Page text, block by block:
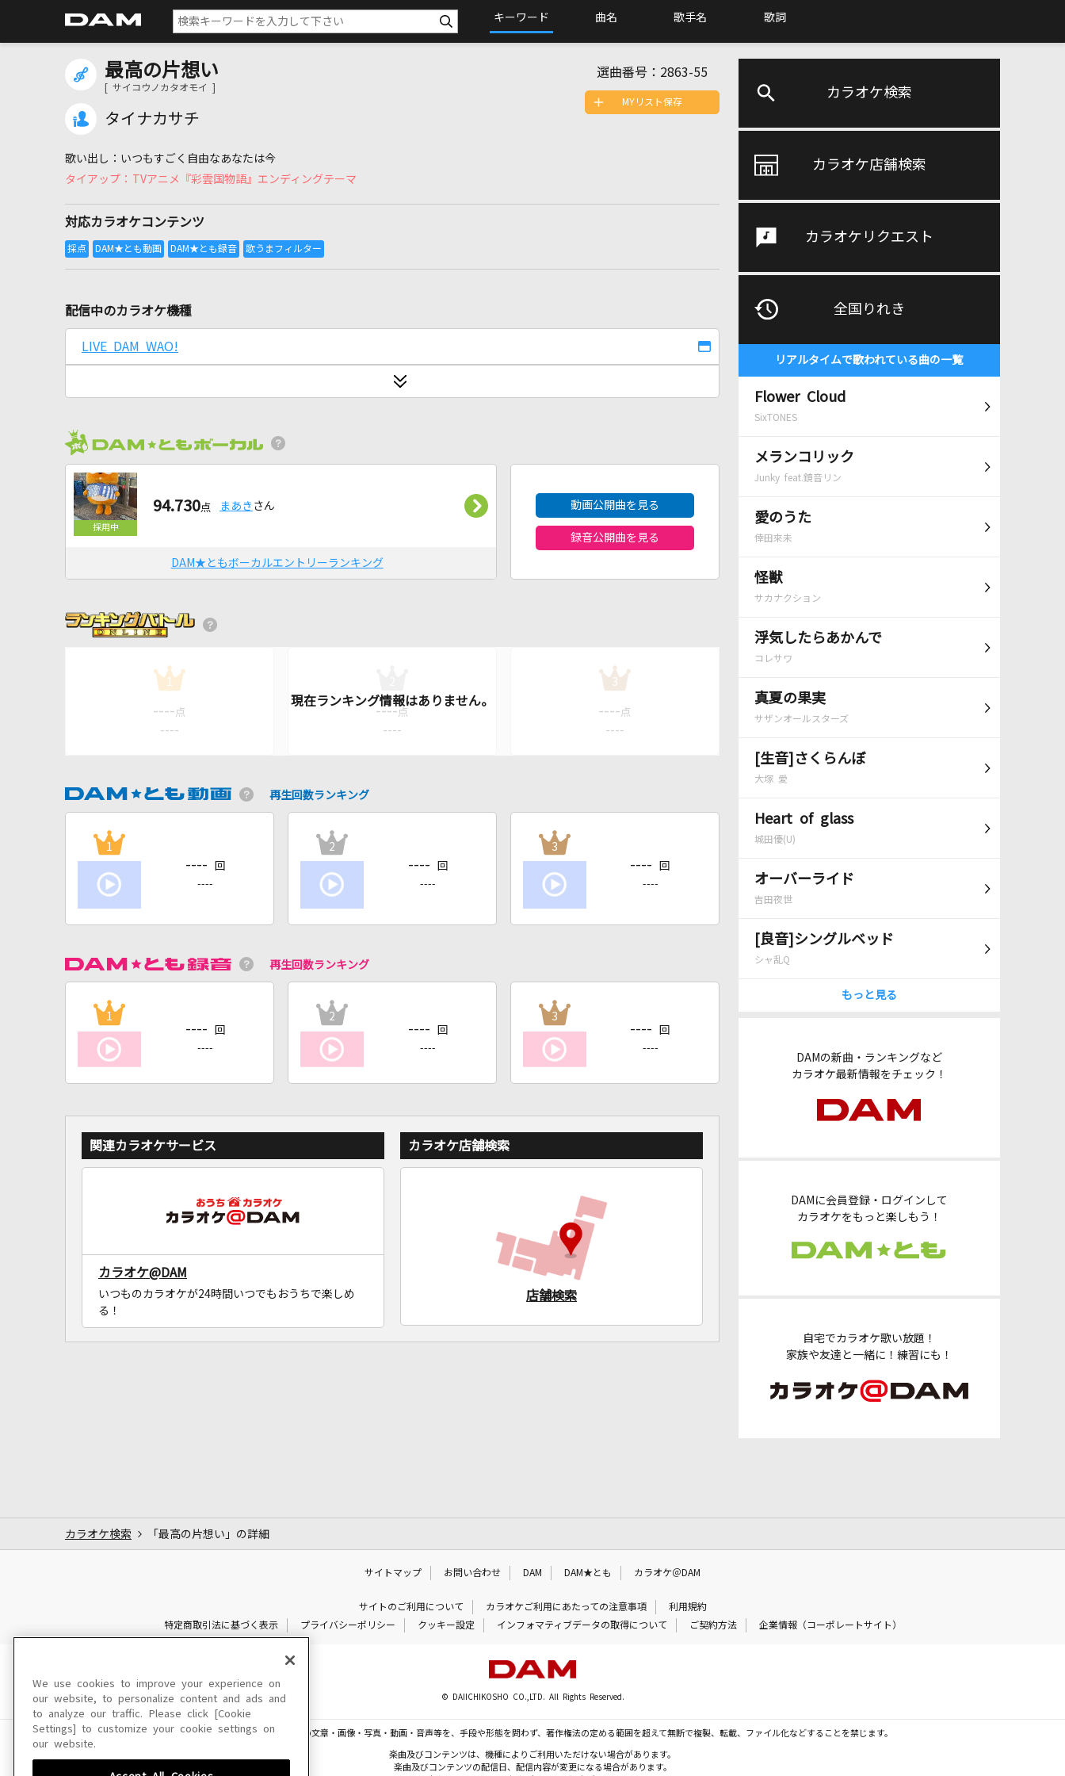
キーワード 曲名 歌手名 歌詞
カラオケ検索
カラオケ店舗検索
カラオケリクエスト
全国りれき
リアルタイムで歌われている曲の一覧
Flower Cloud
SixTONES
メランコリック
Junky feat.鏡音リン
愛のうた
倖田來未
怪獣
サカナクション
浮気したらあかんで
コレサワ
真夏の果実
サザンオールスターズ
[生音]さくらんぼ
大塚 愛
Heart of glass
城田優(U)
オーバーライド
吉田夜世
[良音]シングルベッド
シャ乱Q
もっと見る
DAMの新曲・ランキングなど
カラオケ最新情報をチェック！
DAMに会員登録・ログインして
カラオケをもっと楽しもう！
自宅でカラオケ歌い放題！
家族や友達と一緒に！練習にも！
最高の片想い
[ サイコウノカタオモイ ]
タイナカサチ
選曲番号： 2863-55
いつもすごく自由なあなたは今
TVアニメ『彩雲国物語』エンディングテーマ
対応カラオケコンテンツ
MYリスト保存
配信中のカラオケ機種
LIVE DAM WAO!
94.730点 まあき さん
DAM★ともボーカルエントリーランキング
動画公開曲を見る
録音公開曲を見る
1
---- 点
----
---- 点
----
3
---- 点
----
再生回数ランキング
1
---- 回
----
2
---- 回
----
3
---- 回
----
再生回数ランキング
1
---- 回
----
2
---- 回
----
3
---- 回
----
関連カラオケサービス
カラオケ@DAM
いつものカラオケが24時間いつでもおうちで楽しめ
る！
カラオケ店舗検索
店舗検索
カラオケ検索 「最高の片想い」の詳細
サイトマップ お問い合わせ DAM DAM★とも カラオケ＠DAM
サイトのご利用について カラオケご利用にあたっての注意事項
利用規約
特定商取引法に基づく表示
プライバシーポリシー クッキー設定 インフォマティブデータの取得について ご契約方法 企業情報（コーポレートサイト）
© DAIICHIKOSHO CO.,LTD. All Rights Reserved.
このサイトに掲載されている一切の文章・画像・写真・動画・音声等を、手段や形態を問わず、著作権法の定める範囲を超えて無断で複製、転載、ファイル化などすることを禁じます。
楽曲及びコンテンツは、機種によりご利用いただけない場合があります。
楽曲及びコンテンツの配信日、配信内容が変更になる場合があります。
We use cookies to improve your experience on
our website, to personalize content and ads and
to analyze our traffic. Please click [Cookie
Settings] to customize your cookie settings on
our website.